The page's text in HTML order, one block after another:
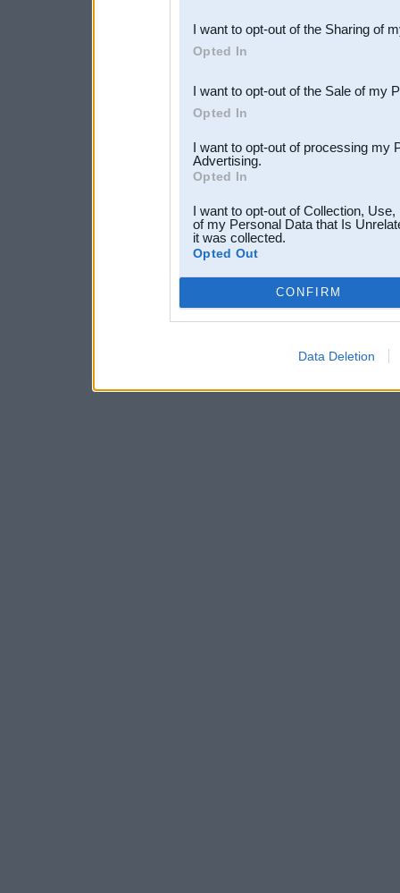
Downstream Participants
third parties.
I want to opt-out of the Sharing of
Opted In
I want to opt-out of the Sale of my
Opted In
I want to opt-out of processing my
Advertising.
Opted In
I want to opt-out of Collection,
of my Personal Data that Is
it was collected.
Opted Out
CONFIRM
Data Deletion